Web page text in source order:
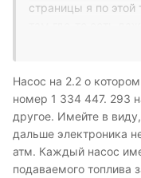
страницы я по этой
атмосфер? вопрос
форсунок.
Насос на 2.2 о
номер 1 334 447. 293
другое. Имейте в
дальше электроника
атм. Каждый насос
подаваемого топлива